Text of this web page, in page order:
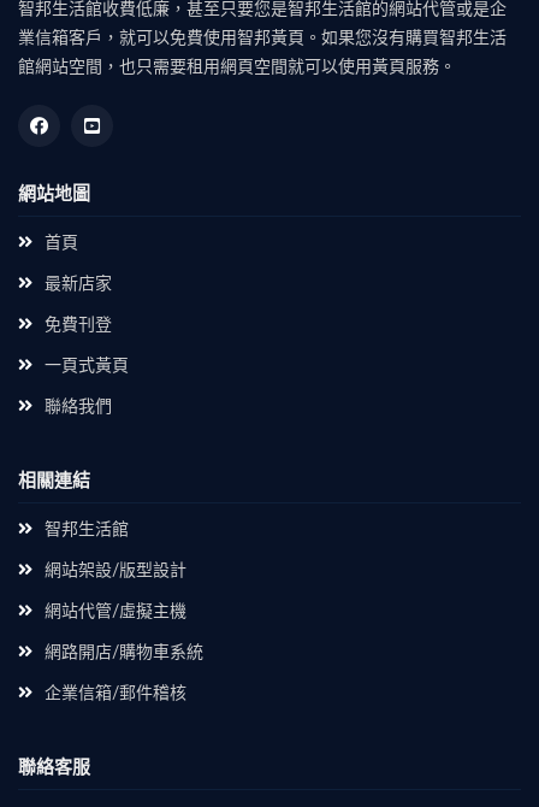
智邦生活館收費低廉，甚至只要您是智邦生活館的網站代管或是企
業信箱客戶，就可以免費使用智邦黃頁。如果您沒有購買智邦生活
館網站空間，也只需要租用網頁空間就可以使用黃頁服務。
網站地圖
首頁
最新店家
免費刊登
一頁式黃頁
聯絡我們
相關連結
智邦生活館
網站架設/版型設計
網站代管/虛擬主機
網路開店/購物車系統
企業信箱/郵件稽核
聯絡客服